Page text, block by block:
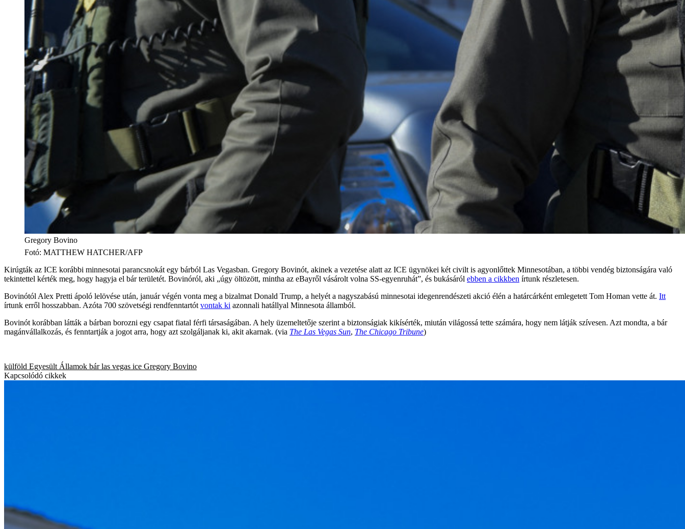
Gregory Bovino
Fotó: MATTHEW HATCHER/AFP
Kirúgták az ICE korábbi minnesotai parancsnokát egy bárból Las Vegasban. Gregory Bovinót, akinek a vezetése alatt az ICE ügynökei két civilt is agyonlőttek Minnesotában, a többi vendég biztonságára való
tekintettel kérték meg, hogy hagyja el bár területét. Bovinóról, aki „úgy öltözött, mintha az eBayről vásárolt volna SS-egyenruhát”, és bukásáról ebben a cikkben írtunk részletesen.
Bovinótól Alex Pretti ápoló lelövése után, január végén vonta meg a bizalmat Donald Trump, a helyét a nagyszabású minnesotai idegenrendészeti akció élén a határcárként emlegetett Tom Homan vette át. Itt
írtunk erről hosszabban. Azóta 700 szövetségi rendfenntartót vontak ki azonnali hatállyal Minnesota államból.
Bovinót korábban látták a bárban borozni egy csapat fiatal férfi társaságában. A hely üzemeltetője szerint a biztonságiak kikísérték, miután világossá tette számára, hogy nem látják szívesen. Azt mondta, a bár
magánvállalkozás, és fenntartják a jogot arra, hogy azt szolgáljanak ki, akit akarnak. (via The Las Vegas Sun, The Chicago Tribune)
külföld Egyesült Államok bár las vegas ice Gregory Bovino
Kapcsolódó cikkek